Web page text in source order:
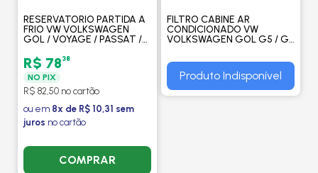
RESERVATORIO PARTIDA A
FRIO VW VOLKSWAGEN
GOL / VOYAGE / PASSAT /
A FRIO - GONEL
R$ 7838
NO PIX
R$ 82,50 no cartão
ou em 8x de R$ 10,31 sem
juros no cartão
COMPRAR
FILTRO CABINE AR
CONDICIONADO VW
VOLKSWAGEN GOL G5 / G6
C/A 2003 EM DIANTE -
DENSOProduto Indisponível